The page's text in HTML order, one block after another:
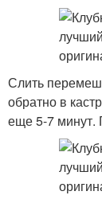
Слить
обратно в
еще 5-7 минут.